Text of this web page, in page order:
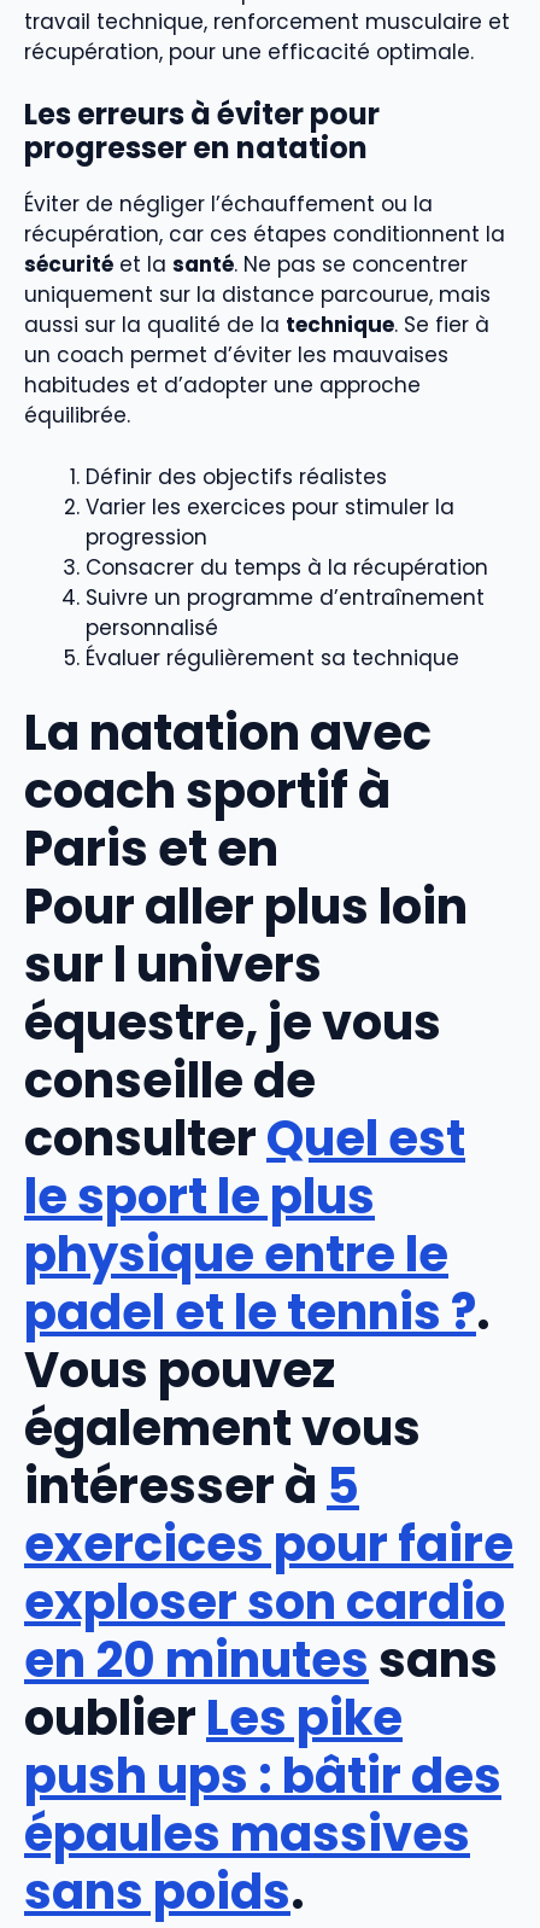
travail technique, renforcement musculaire et
récupération, pour une efficacité optimale.
Les erreurs à éviter pour
progresser en natation
Éviter de négliger l’échauffement ou la
récupération, car ces étapes conditionnent la
sécurité et la santé. Ne pas se concentrer
uniquement sur la distance parcourue, mais
aussi sur la qualité de la technique. Se fier à
un coach permet d’éviter les mauvaises
habitudes et d’adopter une approche
équilibrée.
Définir des objectifs réalistes
Varier les exercices pour stimuler la
progression
Consacrer du temps à la récupération
Suivre un programme d’entraînement
personnalisé
Évaluer régulièrement sa technique
La natation avec
coach sportif à
Paris et en
Pour aller plus loin
sur l univers
équestre, je vous
conseille de
consulterQuel est
le sport le plus
physique entre le
padel et le tennis ?.
Vous pouvez
également vous
intéresser à5
exercices pour faire
exploser son cardio
en 20 minutessans
oublierLes pike
push ups : bâtir des
épaules massives
sans poids.